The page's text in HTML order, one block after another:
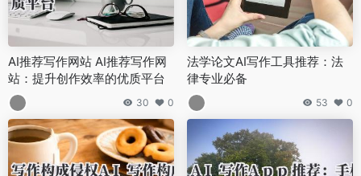
AI推荐写作网站 AI推荐写作网
站：提升创作效率的优质平台
30 0
法学论文AI写作工具推荐：法
律专业必备
53 0